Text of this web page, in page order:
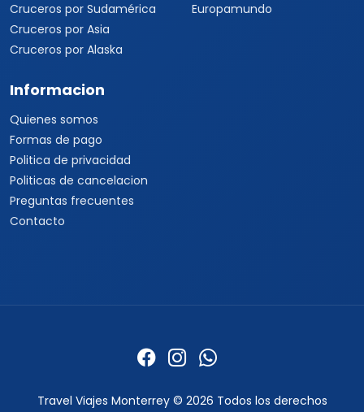
Cruceros por Sudamérica
Cruceros por Asia
Cruceros por Alaska
Europamundo
Informacion
Quienes somos
Formas de pago
Politica de privacidad
Politicas de cancelacion
Preguntas frecuentes
Contacto
Travel Viajes Monterrey © 2026 Todos los derechos